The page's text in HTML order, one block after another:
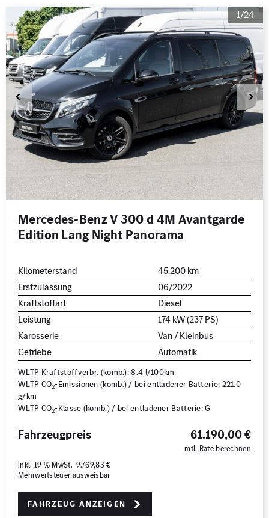
1/24
Mercedes-Benz V 300 d 4M Avantgarde
Edition Lang Night Panorama
Kilometerstand
45.200 km
Erstzulassung
06/2022
Kraftstoffart
Diesel
Leistung
174 kW (237 PS)
Karosserie
Van / Kleinbus
Getriebe
Automatik
WLTP Kraftstoffverbr. (komb.): 8.4 l/100km
WLTP CO2-Emissionen (komb.) / bei entladener Batterie: 221.0
g/km
WLTP CO2-Klasse (komb.) / bei entladener Batterie: G
61.190,00 €
mtl. Rate berechnen
Fahrzeugpreis
inkl. 19 % MwSt. 9.769,83 €
Mehrwertsteuer ausweisbar
Fahrzeug anzeigen